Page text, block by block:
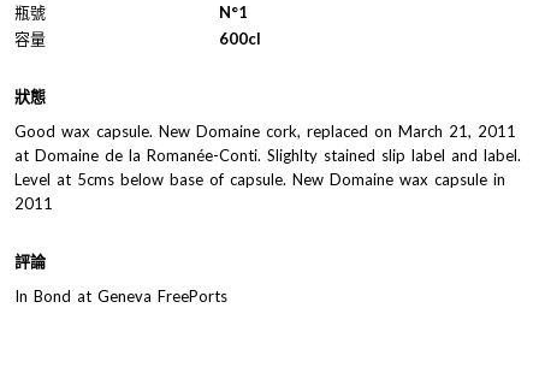
瓶號
N°1
容量
600cl
狀態
Good wax capsule. New Domaine cork, replaced on March 21, 2011
at Domaine de la Romanée-Conti. Slighlty stained slip label and label.
Level at 5cms below base of capsule. New Domaine wax capsule in
2011
評論
In Bond at Geneva FreePorts